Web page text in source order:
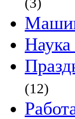
(12)